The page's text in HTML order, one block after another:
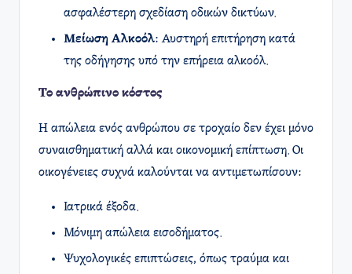
ασφαλέστερη σχεδίαση οδικών δικτύων.
Μείωση Αλκοόλ: Αυστηρή επιτήρηση κατά
της οδήγησης υπό την επήρεια αλκοόλ.
Το ανθρώπινο κόστος
Η απώλεια ενός ανθρώπου σε τροχαίο δεν έχει μόνο
συναισθηματική αλλά και οικονομική επίπτωση. Οι
οικογένειες συχνά καλούνται να αντιμετωπίσουν:
Ιατρικά έξοδα.
Μόνιμη απώλεια εισοδήματος.
Ψυχολογικές επιπτώσεις, όπως τραύμα και